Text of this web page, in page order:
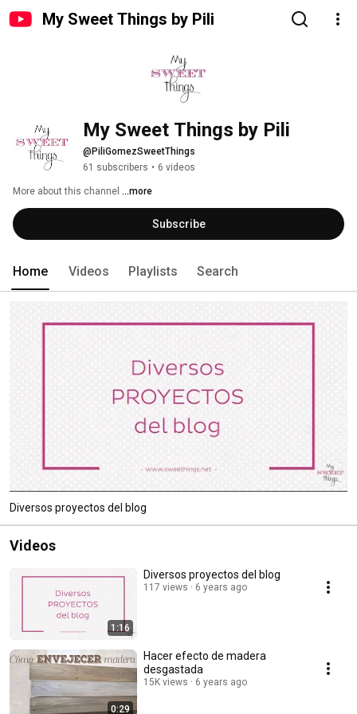
My Sweet Things by Pili
My Sweet Things by Pili
@PiliGomezSweetThings
61 subscribers • 6 videos
More about this channel ...more
Subscribe
Home Videos Playlists Search
Diversos proyectos del blog
Videos
1:16
Diversos proyectos del blog
117 views 6 years ago
0:29
Hacer efecto de madera
desgastada
15K views 6 years ago